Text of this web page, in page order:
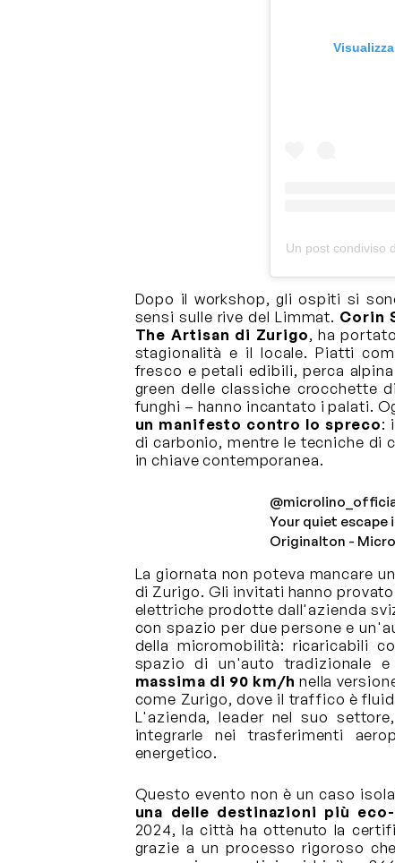
Un post condiviso
Dopo il workshop, gli ospiti si
sensi sulle rive del Limmat. Corin
The Artisan di Zurigo, ha
stagionalità e il locale. Piatti
fresco e petali edibili, perca
green delle classiche crocchette
funghi – hanno incantato i palati.
un manifesto contro lo spreco:
di carbonio, mentre le tecniche di
in chiave contemporanea.
Your quiet escape
Originalton -
La giornata non poteva mancare
di Zurigo. Gli invitati hanno
elettriche prodotte dall'azienda
con spazio per due persone e
della micromobilità: ricaricabili
spazio di un'auto tradizionale
massima di 90 km/h nella
come Zurigo, dove il traffico è
L'azienda, leader nel suo
integrarle nei trasferimenti
energetico.
Questo evento non è un caso
una delle destinazioni più
2024, la città ha ottenuto la
grazie a un processo rigoroso